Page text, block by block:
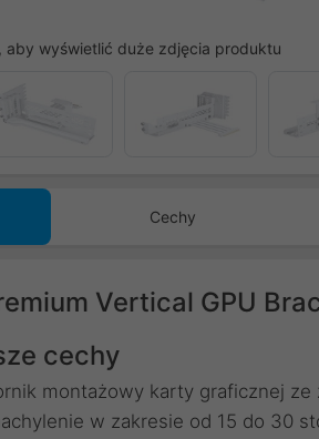
aby wyświetlić duże zdjęcia produktu
Cechy
Vertical GPU
cechy
montażowy karty graficznej
w zakresie od 15 do 30